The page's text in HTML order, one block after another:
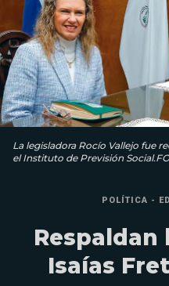
La legisladora Rocío Vallejo fue
el Instituto de Previsión
POLÍTICA -
Respaldan
Isaías